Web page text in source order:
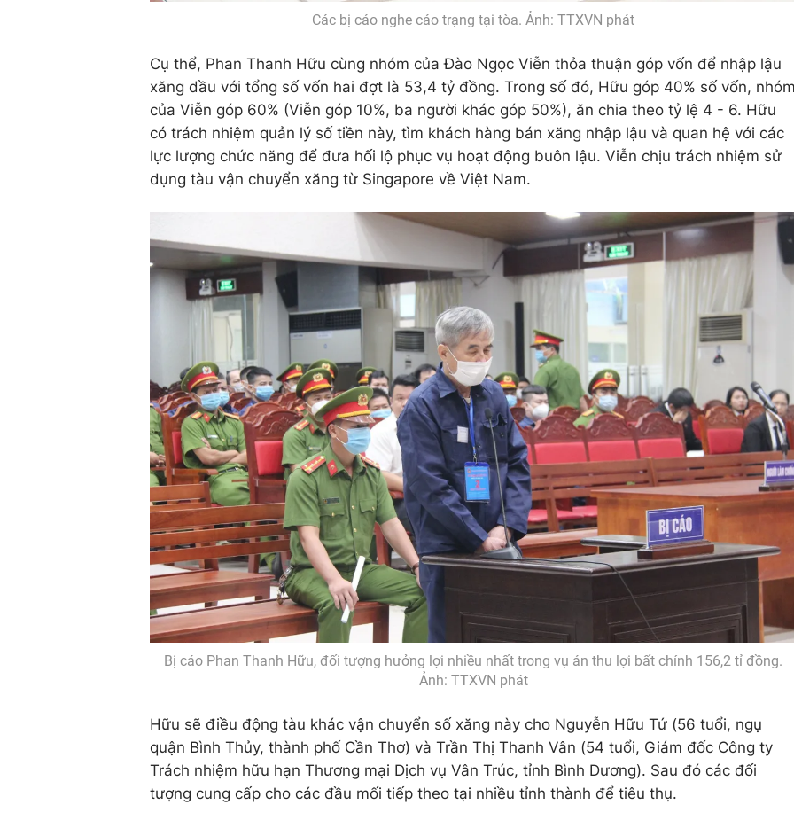
Các bị cáo nghe cáo trạng tại tòa. Ảnh: TTXVN phát
Cụ thể, Phan Thanh Hữu cùng nhóm của Đào Ngọc Viễn thỏa thuận góp vốn để nhập lậu
xăng dầu với tổng số vốn hai đợt là 53,4 tỷ đồng. Trong số đó, Hữu góp 40% số vốn,
của Viễn góp 60% (Viễn góp 10%, ba người khác góp 50%), ăn chia theo tỷ lệ 4 - 6. Hữu
có trách nhiệm quản lý số tiền này, tìm khách hàng bán xăng nhập lậu và quan hệ với các
lực lượng chức năng để đưa hối lộ phục vụ hoạt động buôn lậu. Viễn chịu trách nhiệm sử
dụng tàu vận chuyển xăng từ Singapore về Việt Nam.
Bị cáo Phan Thanh Hữu, đối tượng hưởng lợi nhiều nhất trong vụ án thu lợi bất chính 156,2 tỉ đồng.
Ảnh: TTXVN phát
Hữu sẽ điều động tàu khác vận chuyển số xăng này cho Nguyễn Hữu Tứ (56 tuổi, ngụ
quận Bình Thủy, thành phố Cần Thơ) và Trần Thị Thanh Vân (54 tuổi, Giám đốc Công ty
Trách nhiệm hữu hạn Thương mại Dịch vụ Vân Trúc, tỉnh Bình Dương). Sau đó các đối
tượng cung cấp cho các đầu mối tiếp theo tại nhiều tỉnh thành để tiêu thụ.